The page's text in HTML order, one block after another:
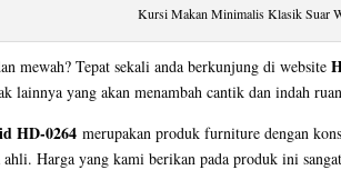
Kursi Makan Minimalis Klasik Suar
mewah? Tepat sekali anda berkunjung di website
lainnya yang akan menambah cantik dan indah
HD-0264 merupakan produk furniture dengan
Harga yang kami berikan pada produk ini